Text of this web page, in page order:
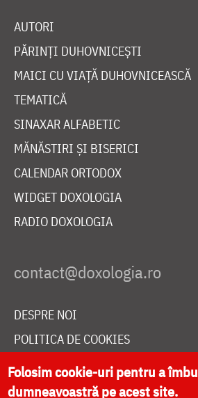
AUTORI
PĂRINȚI DUHOVNICEȘTI
MAICI CU VIAȚĂ DUHOVNICEASCĂ
TEMATICĂ
SINAXAR ALFABETIC
MĂNĂSTIRI ȘI BISERICI
CALENDAR ORTODOX
WIDGET DOXOLOGIA
RADIO DOXOLOGIA
DESPRE NOI
POLITICA DE COOKIES
DONEAZĂ ONLINE PENTRU
Folosim cookie-uri pentru a
dumneavoastră pe acest site.